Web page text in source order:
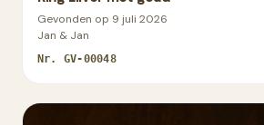
Gevonden op 9 juli 2026
Jan & Jan
Nr. GV-00048